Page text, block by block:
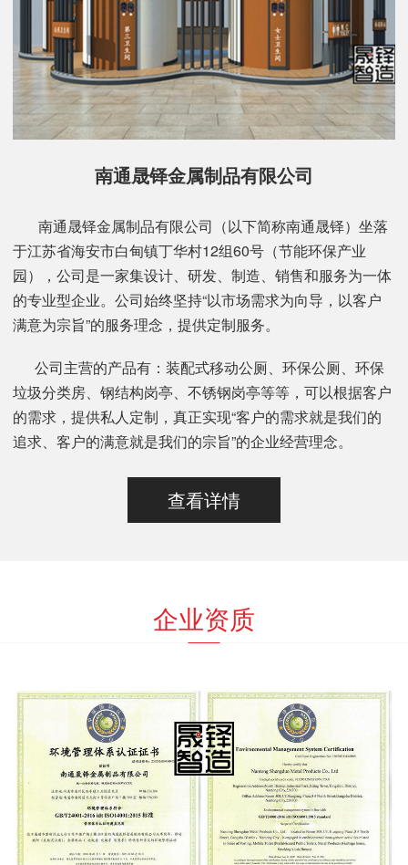
南通晟铎金属制品有限公司
南通晟铎金属制品有限公司（以下简称南通晟铎）坐落
于江苏省海安市白甸镇丁华村12组60号（节能环保产业
园），公司是一家集设计、研发、制造、销售和服务为一体
的专业型企业。公司始终坚持“以市场需求为向导，以客户
满意为宗旨”的服务理念，提供定制服务。
公司主营的产品有：装配式移动公厕、环保公厕、环保
垃圾分类房、钢结构岗亭、不锈钢岗亭等等，可以根据客户
的需求，提供私人定制，真正实现“客户的需求就是我们的
追求、客户的满意就是我们的宗旨”的企业经营理念。
查看详情
企业资质